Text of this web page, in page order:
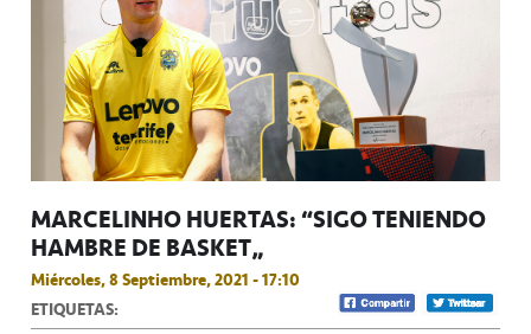
MARCELINHO HUERTAS: “SIGO TENIENDO
HAMBRE DE BASKET”
Miércoles, 8 Septiembre, 2021 - 17:10
ETIQUETAS: